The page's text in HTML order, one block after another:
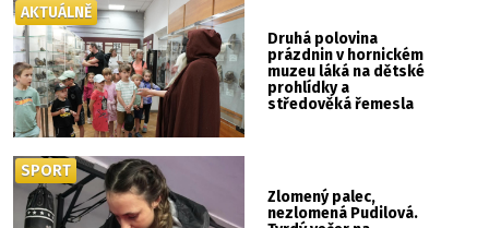
Druhá polovina
prázdnin v hornickém
muzeu láká na dětské
prohlídky a
středověká řemesla
AKTUÁLNĚ
Zlomený palec,
nezlomená Pudilová.
SPORT